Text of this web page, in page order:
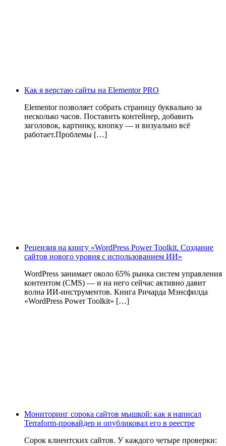
Как я верстаю сайты на Elementor PRO
Elementor позволяет собрать страницу буквально за
несколько часов. Поставить контейнер, добавить
заголовок, картинку, кнопку — и визуально всё
работает.Проблемы […]
Рецензия на книгу «WordPress Power Toolkit. Создание
сайтов нового уровня с использованием ИИ»
WordPress занимает около 65% рынка систем управления
контентом (CMS) — и на него сейчас активно давит
волна ИИ‑инструментов. Книга Ричарда Мэнсфилда
«WordPress Power Toolkit» […]
Мониторинг сорока сайтов мышкой: как я написал
Terraform-провайдер и опубликовал его в реестре
Сорок клиентских сайтов. У каждого четыре проверки: